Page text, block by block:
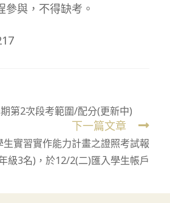
參與，不得缺考。
第2次段考範圍/配分(更新中)
下一篇文章
生實習實作能力計畫之證照考試報
級3名)，於12/2(二)匯入學生帳戶